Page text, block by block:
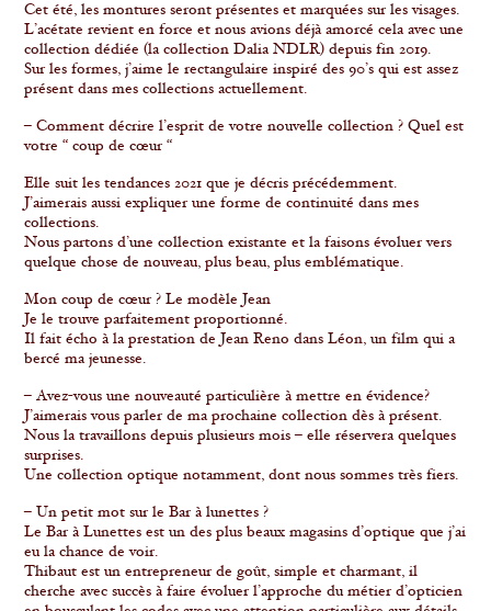
Cet été, les montures seront présentes et marquées sur les visages.
L’acétate revient en force et nous avions déjà amorcé cela avec une
collection dédiée (la collection Dalia NDLR) depuis fin 2019.
Sur les formes, j’aime le rectangulaire inspiré des 90’s qui est assez
présent dans mes collections actuellement.
– Comment décrire l’esprit de votre nouvelle collection ? Quel est
votre “ coup de cœur “
Elle suit les tendances 2021 que je décris précédemment.
J’aimerais aussi expliquer une forme de continuité dans mes
collections.
Nous partons d’une collection existante et la faisons évoluer vers
quelque chose de nouveau, plus beau, plus emblématique.
Mon coup de cœur ? Le modèle Jean
Je le trouve parfaitement proportionné.
Il fait écho à la prestation de Jean Reno dans Léon, un film qui a
bercé ma jeunesse.
– Avez-vous une nouveauté particulière à mettre en évidence?
J’aimerais vous parler de ma prochaine collection dès à présent.
Nous la travaillons depuis plusieurs mois – elle réservera quelques
surprises.
Une collection optique notamment, dont nous sommes très fiers.
– Un petit mot sur le Bar à lunettes ?
Le Bar à Lunettes est un des plus beaux magasins d’optique que j’ai
eu la chance de voir.
Thibaut est un entrepreneur de goût, simple et charmant, il
cherche avec succès à faire évoluer l’approche du métier d’opticien